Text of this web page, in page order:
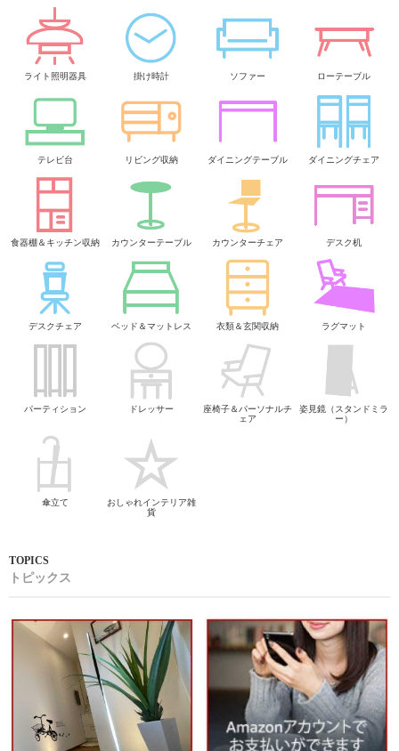
ライト照明器具 掛け時計 ソファー ローテーブル
テレビ台 リビング収納 ダイニングテーブル ダイニングチェア
食器棚＆キッチン収納 カウンターテーブル カウンターチェア デスク机
デスクチェア ベッド＆マットレス 衣類＆玄関収納 ラグマット
パーティション ドレッサー
座椅子＆パーソナルチ
ェア
姿見鏡（スタンドミラ
ー）
傘立て
おしゃれインテリア雑
貨
トピックス